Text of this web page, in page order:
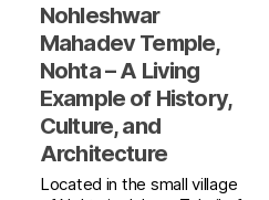
Nohleshwar
Mahadev Temple,
Nohta – A Living
Example of History,
Culture, and
Architecture
Located in the small village